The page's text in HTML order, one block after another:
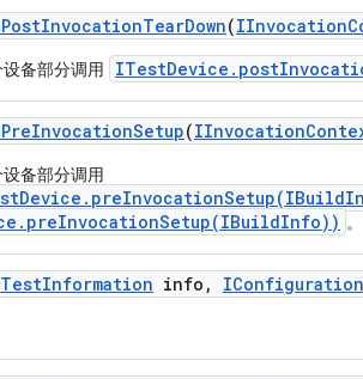
PostInvocationTearDown(IInvocation
备部分调用
PreInvocationSetup(IInvocation
备部分调用
。
TestInformation info , IConfiguration